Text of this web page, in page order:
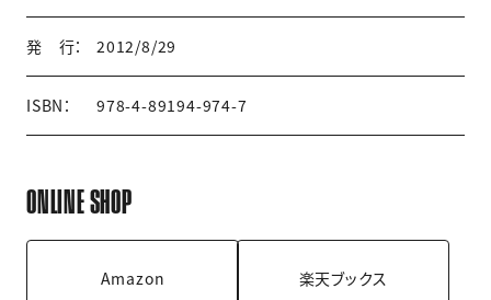
発 行： 2012/8/29
ISBN： 978-4-89194-974-7
ONLINE SHOP
Amazon 楽天ブックス